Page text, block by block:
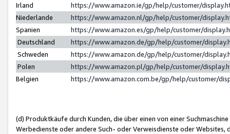
Irland
https://www.amazon.ie/gp/help/customer/
Niederlande
https://www.amazon.nl/gp/help/customer/
Spanien
https://www.amazon.es/gp/help/customer/
Deutschland
https://www.amazon.de/gp/help/customer/
Schweden
https://www.amazon.de/gp/help/customer/
Polen
https://www.amazon.pl/gp/help/customer/
Belgien
https://www.amazon.com.be/gp/help/customer/
(d) Produktkäufe durch Kunden, die über einen von einer
Werbedienste oder andere Such- oder Verweisdienste oder Websites,